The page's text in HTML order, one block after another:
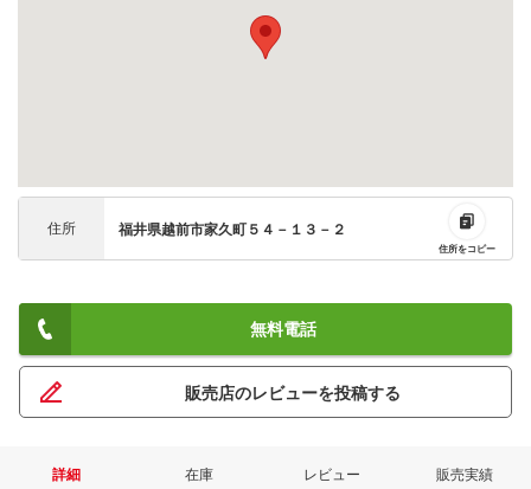
住所 福井県越前市家久町５４－１３－２
住所をコピー
無料電話
販売店のレビューを投稿する
詳細 在庫 レビュー 販売実績